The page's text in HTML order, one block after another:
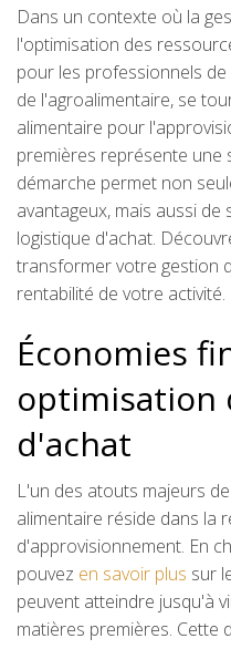
Dans un contexte où la
l'optimisation des
pour les professionnels
de l'agroalimentaire, se
alimentaire pour
premières représente une
démarche permet non
avantageux, mais aussi
logistique d'achat.
transformer votre gestion
rentabilité de votre activité.
Économies
optimisation
d'achat
L'un des atouts majeurs
alimentaire réside dans la
d'approvisionnement. En
pouvez en savoir plus sur
peuvent atteindre jusqu'à
matières premières. Cette